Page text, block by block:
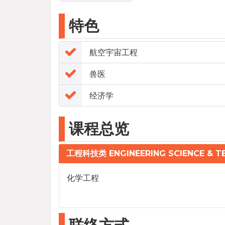
特色
航空宇宙工程
兽医
经济学
课程总览
工程科技类 ENGINEERING SCIENCE &
化学工程